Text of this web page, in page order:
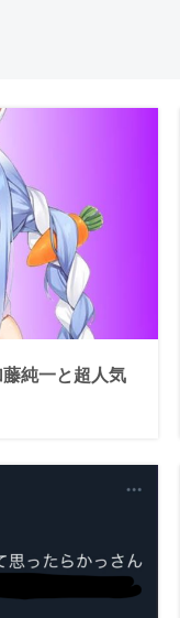
藤純一と超人気